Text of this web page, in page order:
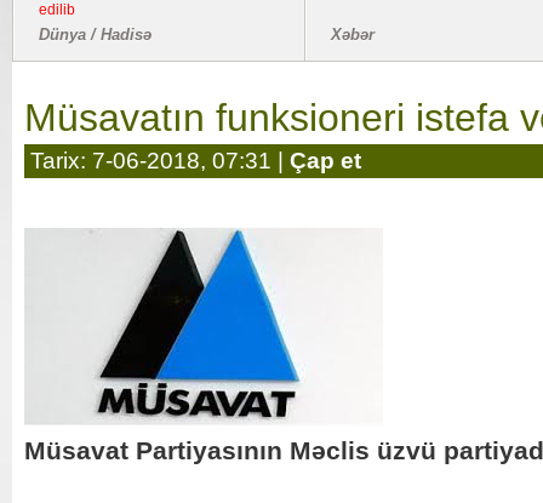
edilib
Dünya / Hadisə Xəbər
Müsavatın funksioneri istefa
Tarix: 7-06-2018, 07:31 | Çap et
Müsavat Partiyasının Məclis üzvü